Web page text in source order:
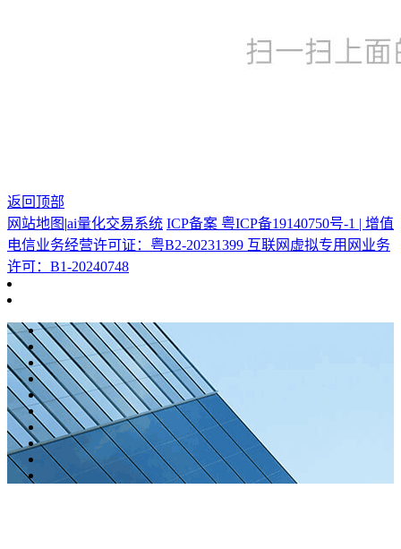
返回顶部
网站地图 |ai量化交易系统 ICP备案 粤ICP备19140750号-1 | 增值
电信业务经营许可证：粤B2-20231399 互联网虚拟专用网业务
许可：B1-20240748